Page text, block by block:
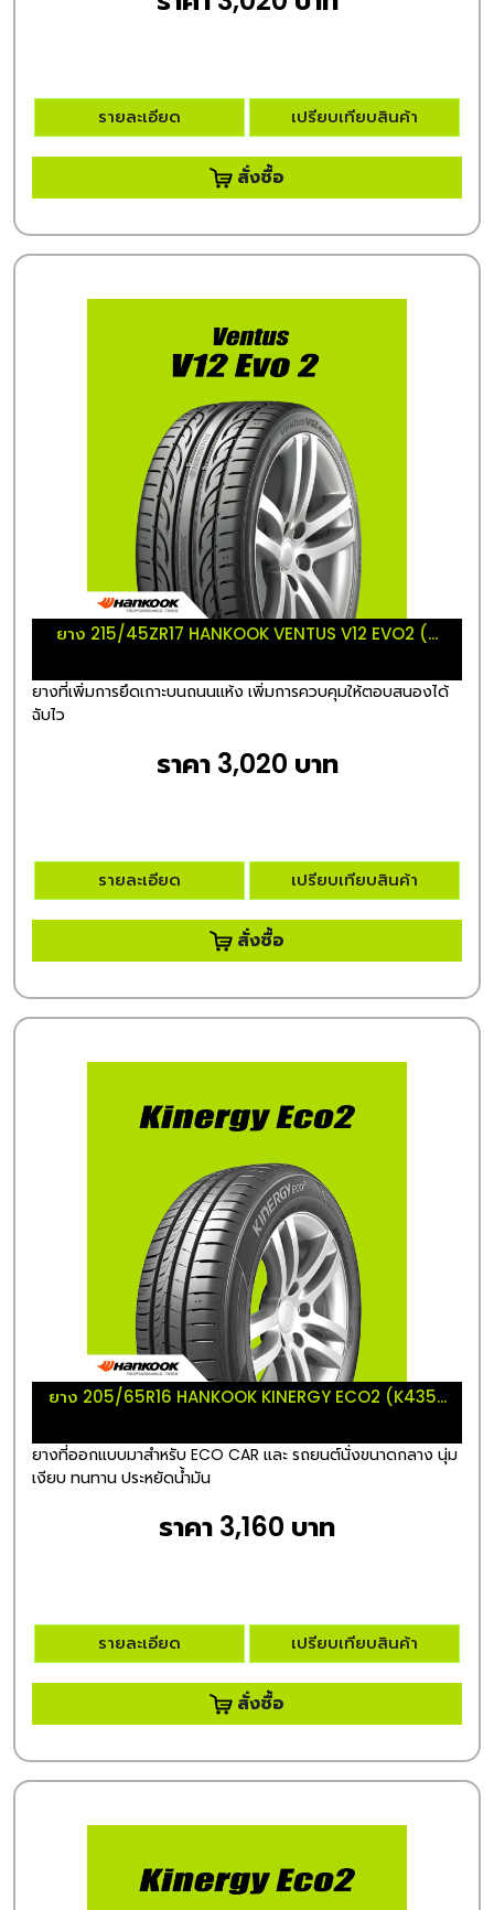
รายละเอียด เปรียบเทียบสินค้า
สั่งซื้อ
ยาง 215/45ZR17 HANKOOK VENTUS V12 EVO2 (...
ยางที่เพิ่มการยึดเกาะบนถนนแห้ง เพิ่มการควบคุมให้ตอบสนองได้
ฉับไว
ราคา 3,020 บาท
รายละเอียด เปรียบเทียบสินค้า
สั่งซื้อ
ยาง 205/65R16 HANKOOK KINERGY ECO2 (K435...
ยางที่ออกแบบมาสำหรับ ECO CAR และ รถยนต์นั่งขนาดกลาง นุ่ม
เงียบ ทนทาน ประหยัดน้ำมัน
ราคา 3,160 บาท
รายละเอียด เปรียบเทียบสินค้า
สั่งซื้อ